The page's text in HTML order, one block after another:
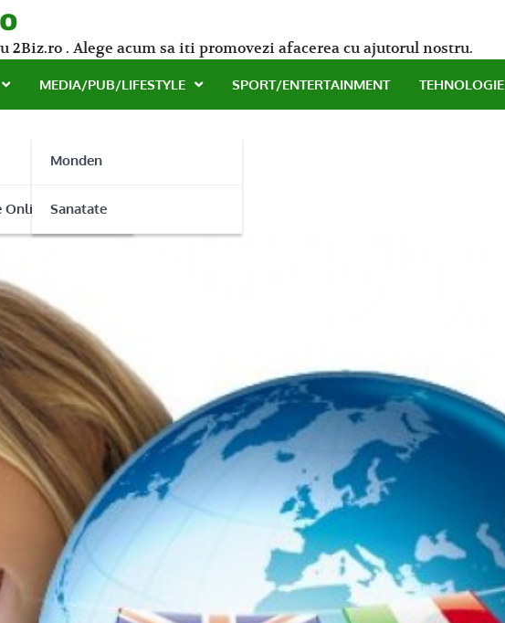
. Alege acum sa iti promovezi afacerea cu ajutorul nostru.
MEDIA/PUB/LIFESTYLE
Monden
Sanatate
SPORT/ENTERTAINMENT TEHNOLOGIE
in Bucuresti